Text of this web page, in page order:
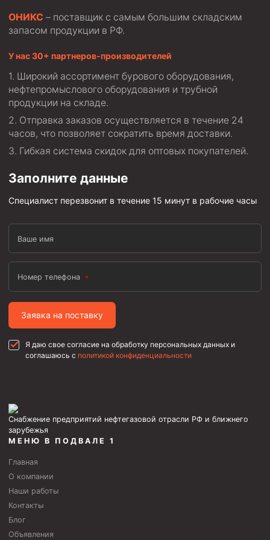
Муфта ОТТМ 146
Муфта БТС 324
Муфта БТС 245
Муфта БТС 178
Муфта БТС 168
Муфта ОТТМ 127
Муфта БТС 146
Муфта ОТТМ 324
Муфта ОТТМ 178
Муфта ОТТМ 114
Муфта ОТТГ 168
Муфта ОТТГ 146
Муфта ОТТГ 127
Муфта ОТТГ 114
Буровое оборудование
Задвижки буровые
Буровые насосы
Противовыбросовое оборудование
Системы верхнего привода (СВП)
Буровые установки
ОНИКС – поставщик с самым большим складским
запасом продукции в РФ.
У нас 30+ партнеров-производителей
Широкий ассортимент бурового оборудования,
нефтепромыслового оборудования и трубной
продукции на складе.
Отправка заказов осуществляется в течение 24
часов, что позволяет сократить время доставки.
Гибкая система скидок для оптовых покупателей.
Заполните данные
Специалист перезвонит в течение 15 минут в рабочие часы
Ваше имя
Номер телефона
Заявка на поставку
Я даю свое согласие на обработку персональных данных и
соглашаюсь с политикой конфиденциальности
Снабжение предприятий нефтегазовой отрасли РФ и ближнего
зарубежья
МЕНЮ В ПОДВАЛЕ 1
Главная
О компании
Наши работы
Контакты
Блог
Объявления